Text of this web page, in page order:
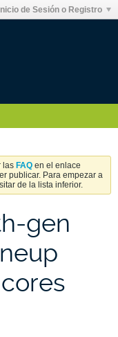
de Sesión o Registro
las FAQ en el enlace
publicar. Para empezar a
de la lista inferior.
gen